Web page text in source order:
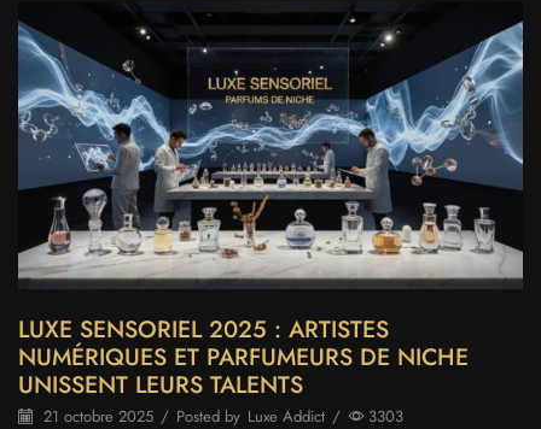
LUXE SENSORIEL 2025 : ARTISTES
NUMÉRIQUES ET PARFUMEURS DE NICHE
UNISSENT LEURS TALENTS
21 octobre 2025 / Posted by Luxe Addict / 3303